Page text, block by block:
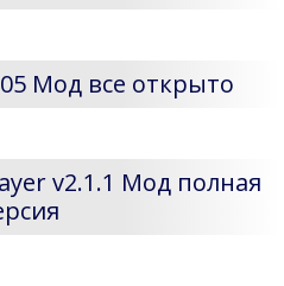
Мод все открыто
v2.1.1 Мод полная